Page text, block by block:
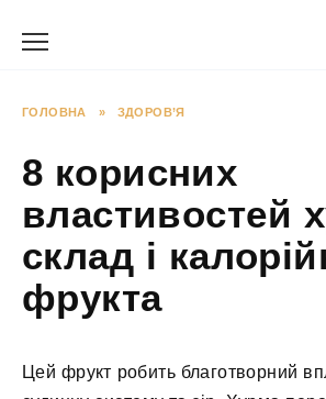
ГОЛОВНА » ЗДОРОВ’Я
8 корисних
властивостей
склад і
фрукта
Цей фрукт робить благотворний